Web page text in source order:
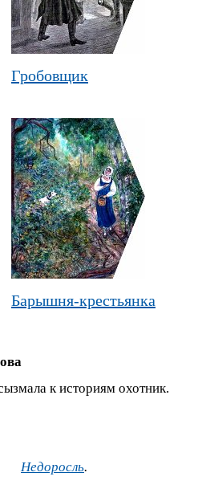
Гробовщик
Барышня-крестьянка
к историям охотник.
Недоросль.